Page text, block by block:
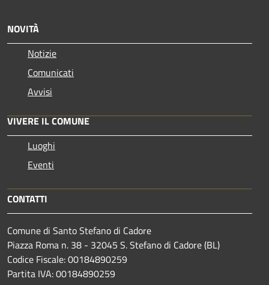
NOVITÀ
Notizie
Comunicati
Avvisi
VIVERE IL COMUNE
Luoghi
Eventi
CONTATTI
Comune di Santo Stefano di Cadore
Piazza Roma n. 38 - 32045 S. Stefano di Cadore (BL)
Codice Fiscale: 00184890259
Partita IVA: 00184890259